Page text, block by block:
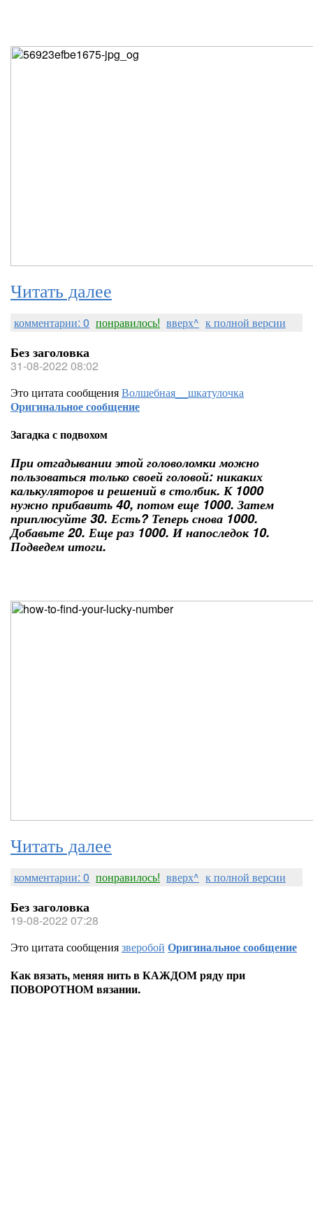
Читать далее
комментарии: 0 понравилось! вверх^ к полной версии
Без заголовка
31-08-2022 08:02
Это цитата сообщенияВолшебная__шкатулочка
Оригинальное сообщение
Загадка с подвохом
При отгадывании этой головоломки можно
пользоваться только своей головой: никаких
калькуляторов и решений в столбик. К 1000
нужно прибавить 40, потом еще 1000. Затем
приплюсуйте 30. Есть? Теперь снова 1000.
Добавьте 20. Еще раз 1000. И напоследок 10.
Подведем итоги.
Читать далее
комментарии: 0 понравилось! вверх^ к полной версии
Без заголовка
19-08-2022 07:28
Это цитата сообщениязверобой Оригинальное сообщение
Как вязать, меняя нить в КАЖДОМ ряду при
ПОВОРОТНОМ вязании.